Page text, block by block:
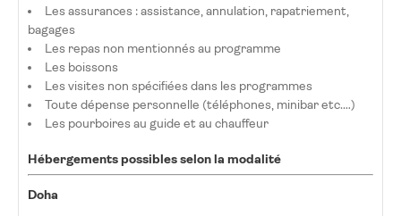
Les assurances : assistance, annulation, rapatriement,
bagages
Les repas non mentionnés au programme
Les boissons
Les visites non spécifiées dans les programmes
Toute dépense personnelle (téléphones, minibar etc.…)
Les pourboires au guide et au chauffeur
Hébergements possibles selon la modalité
Doha